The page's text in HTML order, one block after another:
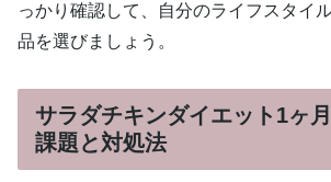
っかり確認して、自分のライフスタイ
品を選びましょう。
サラダチキンダイエット1ヶ
課題と対処法